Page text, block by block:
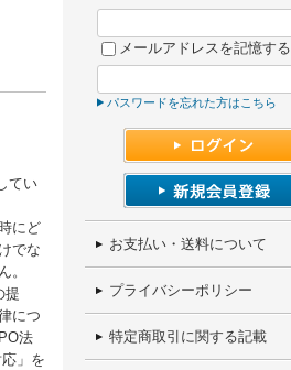
てい
にど
でな
。
提
につ
法
」を
メールアドレスを記憶する
パスワードを忘れた方はこちら
お支払い・送料について
プライバシーポリシー
特定商取引に関する記載